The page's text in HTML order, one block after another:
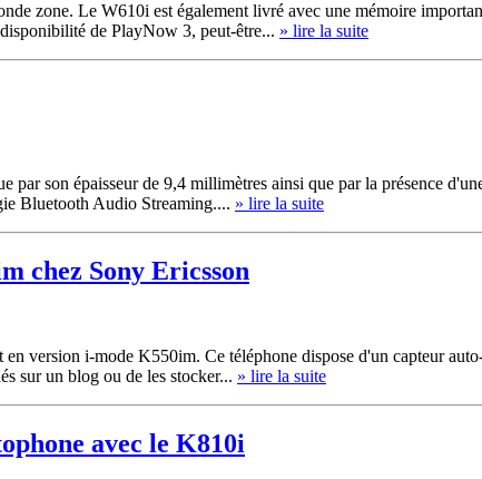
zone. Le W610i est également livré avec une mémoire
de PlayNow 3, peut-être... » lire la suite
son épaisseur de 9,4 millimètres ainsi que par la présence
Bluetooth Audio Streaming.... » lire la suite
chez Sony Ericsson
version i-mode K550im. Ce téléphone dispose d'un capteur
sur un blog ou de les stocker... » lire la suite
avec le K810i